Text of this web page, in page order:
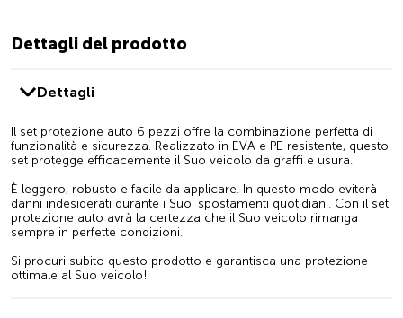
Dettagli del prodotto
Dettagli
Il set protezione auto 6 pezzi offre la combinazione perfetta di
funzionalità e sicurezza. Realizzato in EVA e PE resistente, questo
set protegge efficacemente il Suo veicolo da graffi e usura.
È leggero, robusto e facile da applicare. In questo modo eviterà
danni indesiderati durante i Suoi spostamenti quotidiani. Con il set
protezione auto avrà la certezza che il Suo veicolo rimanga
sempre in perfette condizioni.
Si procuri subito questo prodotto e garantisca una protezione
ottimale al Suo veicolo!